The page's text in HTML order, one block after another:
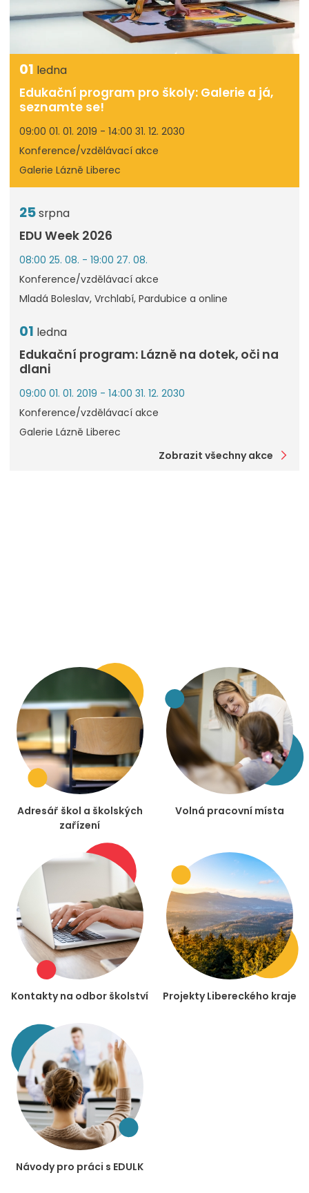
01 ledna
Edukační program pro školy: Galerie a já,
seznamte se!
09:00 01. 01. 2019 - 14:00 31. 12. 2030
Konference/vzdělávací akce
Galerie Lázně Liberec
25srpna
EDU Week 2026
08:00 25. 08. - 19:00 27. 08.
Konference/vzdělávací akce
Mladá Boleslav, Vrchlabí, Pardubice a online
01 ledna
Edukační program: Lázně na dotek, oči na
dlani
09:00 01. 01. 2019 - 14:00 31. 12. 2030
Konference/vzdělávací akce
Galerie Lázně Liberec
Zobrazit všechny akce
Adresář škol a školských
zařízení
Volná pracovní místa
Kontakty na odbor školství Projekty Libereckého kraje
Návody pro práci s EDULK